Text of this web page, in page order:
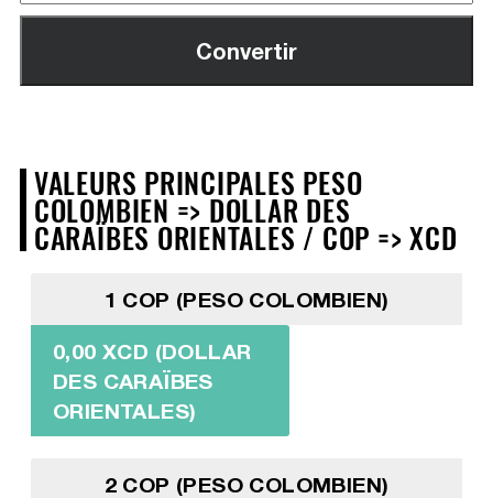
VALEURS PRINCIPALES PESO
COLOMBIEN => DOLLAR DES
CARAÏBES ORIENTALES / COP => XCD
1 COP (PESO COLOMBIEN)
0,00 XCD (DOLLAR
DES CARAÏBES
ORIENTALES)
2 COP (PESO COLOMBIEN)